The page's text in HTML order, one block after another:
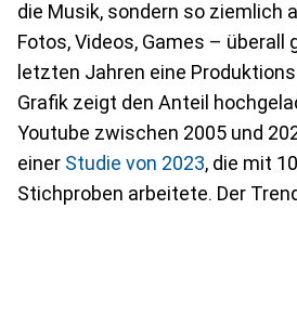
die Musik, sondern so ziemlich
Fotos, Videos, Games – überall
letzten Jahren eine
Grafik zeigt den Anteil
Youtube zwischen 2005 und
einer Studie von 2023, die mit
Stichproben arbeitete. Der